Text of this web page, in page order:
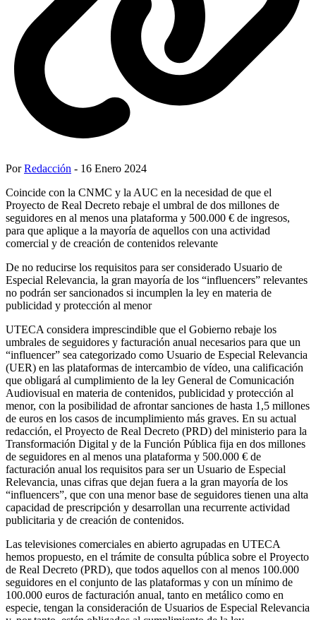
PorRedacción - 16 Enero 2024
Coincide con la CNMC y la AUC en la necesidad de que el
Proyecto de Real Decreto rebaje el umbral de dos millones de
seguidores en al menos una plataforma y 500.000 € de ingresos,
para que aplique a la mayoría de aquellos con una actividad
comercial y de creación de contenidos relevante
De no reducirse los requisitos para ser considerado Usuario de
Especial Relevancia, la gran mayoría de los “influencers” relevantes
no podrán ser sancionados si incumplen la ley en materia de
publicidad y protección al menor
UTECA considera imprescindible que el Gobierno rebaje los
umbrales de seguidores y facturación anual necesarios para que un
“influencer” sea categorizado como Usuario de Especial Relevancia
(UER) en las plataformas de intercambio de vídeo, una calificación
que obligará al cumplimiento de la ley General de Comunicación
Audiovisual en materia de contenidos, publicidad y protección al
menor, con la posibilidad de afrontar sanciones de hasta 1,5 millones
de euros en los casos de incumplimiento más graves. En su actual
redacción, el Proyecto de Real Decreto (PRD) del ministerio para la
Transformación Digital y de la Función Pública fija en dos millones
de seguidores en al menos una plataforma y 500.000 € de
facturación anual los requisitos para ser un Usuario de Especial
Relevancia, unas cifras que dejan fuera a la gran mayoría de los
“influencers”, que con una menor base de seguidores tienen una alta
capacidad de prescripción y desarrollan una recurrente actividad
publicitaria y de creación de contenidos.
Las televisiones comerciales en abierto agrupadas en UTECA
hemos propuesto, en el trámite de consulta pública sobre el Proyecto
de Real Decreto (PRD), que todos aquellos con al menos 100.000
seguidores en el conjunto de las plataformas y con un mínimo de
100.000 euros de facturación anual, tanto en metálico como en
especie, tengan la consideración de Usuarios de Especial Relevancia